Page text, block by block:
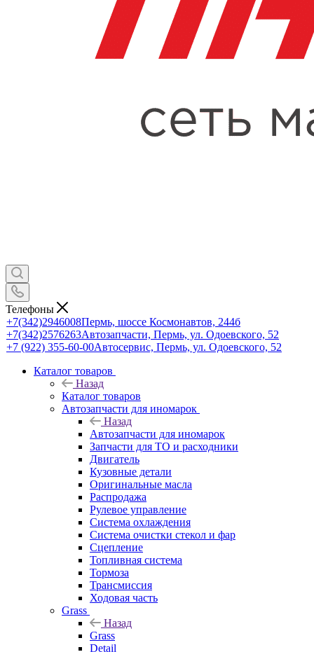
Телефоны
+7(342)2946008Пермь, шоссе Космонавтов, 244б
+7(342)2576263Автозапчасти, Пермь, ул. Одоевского, 52
+7 (922) 355-60-00Автосервис, Пермь, ул. Одоевского, 52
Каталог товаров
Назад
Каталог товаров
Автозапчасти для иномарок
Назад
Автозапчасти для иномарок
Запчасти для ТО и расходники
Двигатель
Кузовные детали
Оригинальные масла
Распродажа
Рулевое управление
Система охлаждения
Система очистки стекол и фар
Сцепление
Топливная система
Тормоза
Трансмиссия
Ходовая часть
Grass
Назад
Grass
Detail